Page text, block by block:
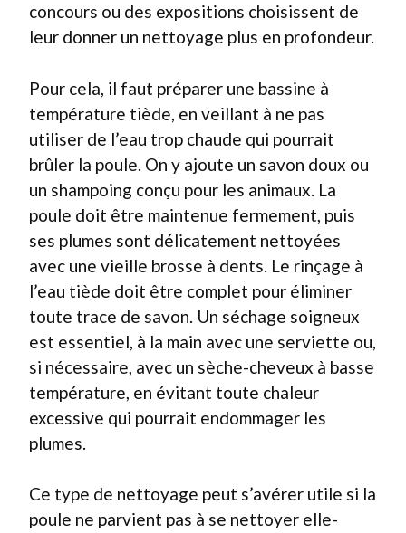
concours ou des expositions choisissent de
leur donner un nettoyage plus en profondeur.
Pour cela, il faut préparer une bassine à
température tiède, en veillant à ne pas
utiliser de l’eau trop chaude qui pourrait
brûler la poule. On y ajoute un savon doux ou
un shampoing conçu pour les animaux. La
poule doit être maintenue fermement, puis
ses plumes sont délicatement nettoyées
avec une vieille brosse à dents. Le rinçage à
l’eau tiède doit être complet pour éliminer
toute trace de savon. Un séchage soigneux
est essentiel, à la main avec une serviette ou,
si nécessaire, avec un sèche-cheveux à basse
température, en évitant toute chaleur
excessive qui pourrait endommager les
plumes.
Ce type de nettoyage peut s’avérer utile si la
poule ne parvient pas à se nettoyer elle-